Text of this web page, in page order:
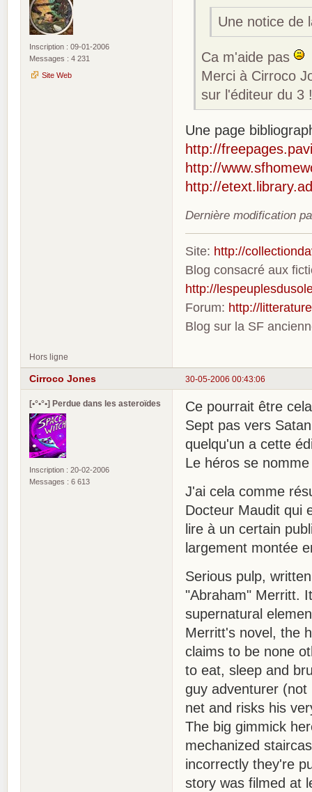
Inscription : 09-01-2006
Messages : 4 231
Site Web
Une notice de
Ca m'aide pas
Merci à Cirroco
sur l'éditeur du 3
Une page
http://
http://
http://
Dernière modification
Site: http://
Blog consacré aux
http://
Forum: http://
Blog sur la SF
Hors ligne
30-05-2006 00:43:06
Cirroco Jones
[•°•°•] Perdue dans les asteroïdes
Inscription : 20-02-2006
Messages : 6 613
Ce pourrait être
Sept pas vers
quelqu'un a cette
Le héros se
J'ai cela comme
Docteur Maudit qui
lire à un certain
largement montée
Serious pulp,
"Abraham" Merritt.
supernatural
Merritt's novel, the
claims to be none
to eat, sleep and
guy adventurer (not
net and risks his
The big gimmick
mechanized
incorrectly they're
story was filmed at